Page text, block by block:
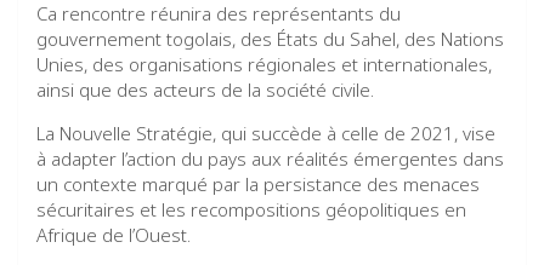
Ca rencontre réunira des représentants du
gouvernement togolais, des États du Sahel, des Nations
Unies, des organisations régionales et internationales,
ainsi que des acteurs de la société civile.
La Nouvelle Stratégie, qui succède à celle de 2021, vise
à adapter l’action du pays aux réalités émergentes dans
un contexte marqué par la persistance des menaces
sécuritaires et les recompositions géopolitiques en
Afrique de l’Ouest.